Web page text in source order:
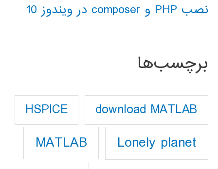
نصب PHP و composer در ویندوز 10
برچسب‌ها
download MATLAB
HSPICE
Lonely planet
MATLAB